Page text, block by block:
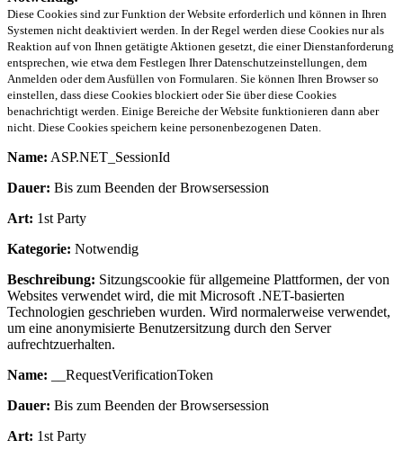
Diese Cookies sind zur Funktion der Website erforderlich und können in Ihren
Systemen nicht deaktiviert werden. In der Regel werden diese Cookies nur als
Reaktion auf von Ihnen getätigte Aktionen gesetzt, die einer Dienstanforderung
entsprechen, wie etwa dem Festlegen Ihrer Datenschutzeinstellungen, dem
Anmelden oder dem Ausfüllen von Formularen. Sie können Ihren Browser so
einstellen, dass diese Cookies blockiert oder Sie über diese Cookies
benachrichtigt werden. Einige Bereiche der Website funktionieren dann aber
nicht. Diese Cookies speichern keine personenbezogenen Daten.
Name: ASP.NET_SessionId
Dauer: Bis zum Beenden der Browsersession
Art: 1st Party
Kategorie: Notwendig
Beschreibung: Sitzungscookie für allgemeine Plattformen, der von
Websites verwendet wird, die mit Microsoft .NET-basierten
Technologien geschrieben wurden. Wird normalerweise verwendet,
um eine anonymisierte Benutzersitzung durch den Server
aufrechtzuerhalten.
Name: __RequestVerificationToken
Dauer: Bis zum Beenden der Browsersession
Art: 1st Party